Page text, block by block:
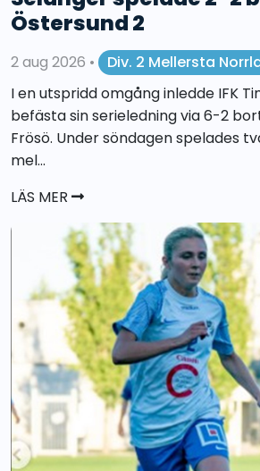
Östersund 2
2 aug 2026 •
Div. 2 Mellersta
I en utspridd omgång inledde IFK
befästa sin serieledning via 6-2
Frösö. Under söndagen spelades
mel...
LÄS MER